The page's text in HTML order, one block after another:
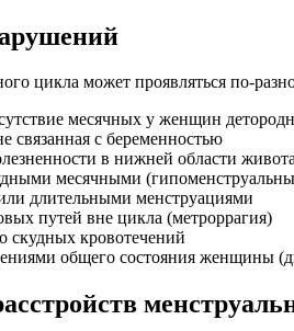
цикла может проявляться по-
месячных у женщин
связанная с беременностью
в нижней области
месячными
длительными менструациями
путей вне цикла (метроррагия)
скудных кровотечений
общего состояния женщины